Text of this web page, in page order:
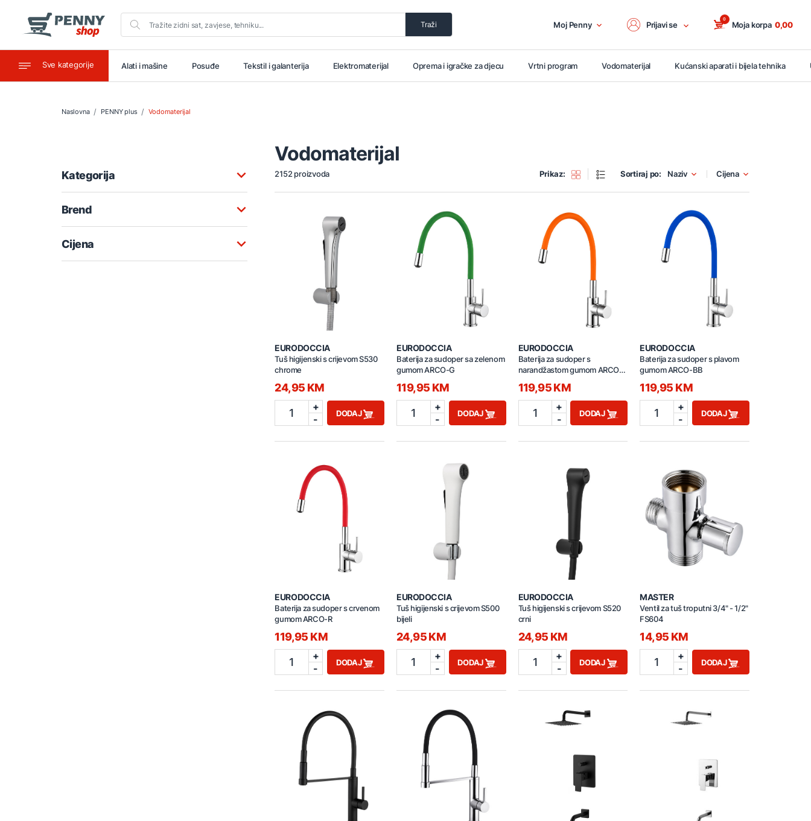
Traži Moj Penny Prijavi se Moja korpa
0
0,00
Sve kategorije
Ugostiteljstvo Alati i mašine Posuđe Tekstil i galanterija Elektromaterijal Oprema i igračke za djecu Vrtni program Vodomaterijal Kućanski aparati i bijela tehnika
Naslovna PENNY plus Vodomaterijal
Vodomaterijal
2152 proizvoda Prikaz: Sortiraj po: Naziv Cijena
Kategorija
Brend
Cijena
EURODOCCIA
Tuš higijenski s crijevom S530
chrome
24,95 KM
1
+
-
DODAJ
EURODOCCIA
Baterija za sudoper sa zelenom
gumom ARCO-G
119,95 KM
1
+
-
DODAJ
EURODOCCIA
Baterija za sudoper s
narandžastom gumom ARCO-
119,95 KM
1
+
-
DODAJ
EURODOCCIA
Baterija za sudoper s plavom
gumom ARCO-BB
119,95 KM
1
+
-
DODAJ
EURODOCCIA
Baterija za sudoper s crvenom
gumom ARCO-R
119,95 KM
1
+
-
DODAJ
EURODOCCIA
Tuš higijenski s crijevom S500
bijeli
24,95 KM
1
+
-
DODAJ
EURODOCCIA
Tuš higijenski s crijevom S520
crni
24,95 KM
1
+
-
DODAJ
MASTER
Ventil za tuš troputni 3/4" - 1/2"
FS604
14,95 KM
1
+
-
DODAJ